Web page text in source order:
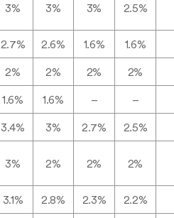
3% 3% 3% 2.5%
2.7% 2.6% 1.6% 1.6%
2% 2% 2% 2%
1.6% 1.6% – –
3.4% 3% 2.7% 2.5%
3% 2% 2% 2%
3.1% 2.8% 2.3% 2.2%